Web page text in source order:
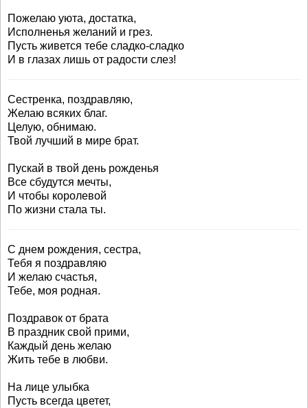
Пожелаю уюта, достатка,
Исполненья желаний и грез.
Пусть живется тебе сладко-сладко
И в глазах лишь от радости слез!
Сестренка, поздравляю,
Желаю всяких благ.
Целую, обнимаю.
Твой лучший в мире брат.
Пускай в твой день рожденья
Все сбудутся мечты,
И чтобы королевой
По жизни стала ты.
С днем рождения, сестра,
Тебя я поздравляю
И желаю счастья,
Тебе, моя родная.
Поздравок от брата
В праздник свой прими,
Каждый день желаю
Жить тебе в любви.
На лице улыбка
Пусть всегда цветет,